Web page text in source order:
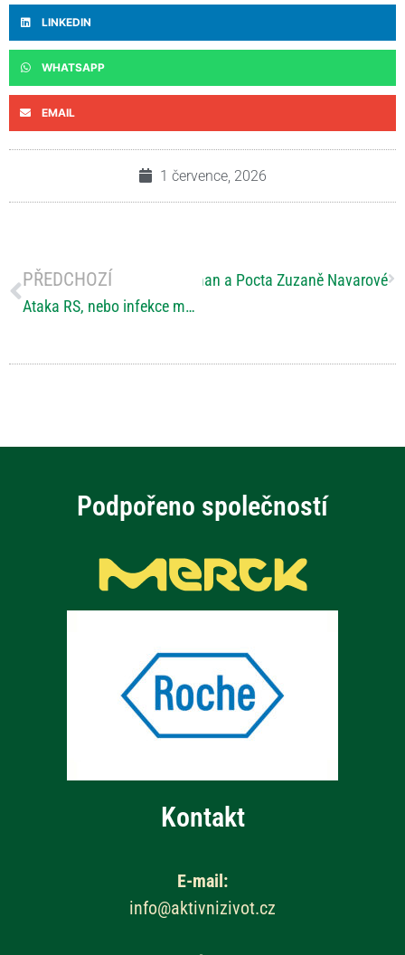
LINKEDIN
WHATSAPP
EMAIL
1 července, 2026
PŘEDCHOZÍ
Ataka RS, nebo infekce močových cest? Praktický návod, jak bezpečně poznat příčinu náhlého zhoršení
letos vystoupí Žalman a Pocta Zuzaně Navarové
Podpořeno společností
Kontakt
E-mail:
info@aktivnizivot.cz